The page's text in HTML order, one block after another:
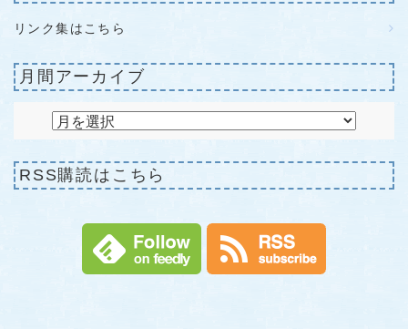
リンク集はこちら
月間アーカイブ
RSS購読はこちら